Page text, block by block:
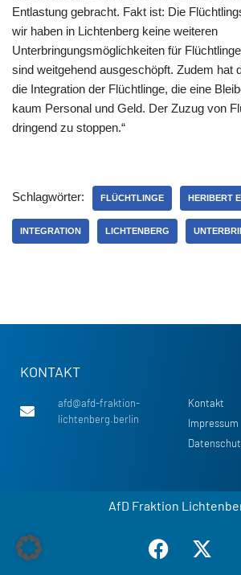
Entlastung gebracht. Fakt ist: Die
wir haben in Lichtenberg keine weiteren
Unterbringungsmöglichkeiten für
sind weitgehend ausgeschöpft. Zudem hat
die Integration der Flüchtlinge, die eine
kaum Personal und Geld. Der Zuzug von
dringend zu stoppen.“
Schlagwörter: FLÜCHTLINGE HERIBERT
INTEGRATION LICHTENBERG
KONTAKT
afd@afd-fraktion-
lichtenberg.berlin
Kontakt
Impressum
AfD Fraktion